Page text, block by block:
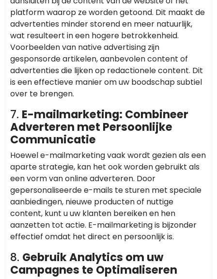
platform waarop ze worden getoond. Dit maakt de
advertenties minder storend en meer natuurlijk,
wat resulteert in een hogere betrokkenheid.
Voorbeelden van native advertising zijn
gesponsorde artikelen, aanbevolen content of
advertenties die lijken op redactionele content. Dit
is een effectieve manier om uw boodschap subtiel
over te brengen.
7. E-mailmarketing: Combineer
Adverteren met Persoonlijke
Communicatie
Hoewel e-mailmarketing vaak wordt gezien als een
aparte strategie, kan het ook worden gebruikt als
een vorm van online adverteren. Door
gepersonaliseerde e-mails te sturen met speciale
aanbiedingen, nieuwe producten of nuttige
content, kunt u uw klanten bereiken en hen
aanzetten tot actie. E-mailmarketing is bijzonder
effectief omdat het direct en persoonlijk is.
8. Gebruik Analytics om uw
Campagnes te Optimaliseren